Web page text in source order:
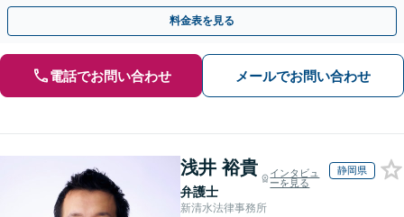
決を特に意識しています。
料金表を見る
電話でお問い合わせ メールでお問い合わせ
浅井 裕貴
弁護士
インタビュ
ーを見る
静岡県
新清水法律事務所